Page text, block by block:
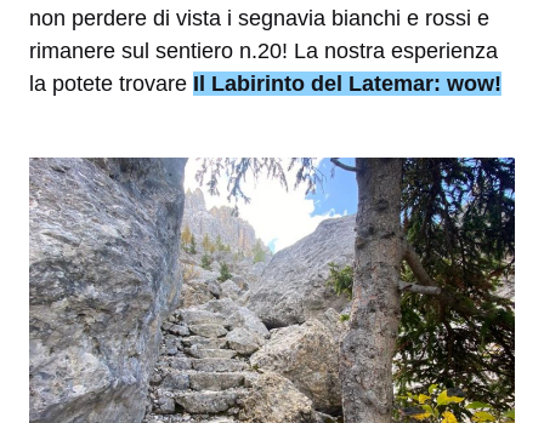
non perdere di vista i segnavia bianchi e rossi e
rimanere sul sentiero n.20! La nostra esperienza
la potete trovare Il Labirinto del Latemar: wow!